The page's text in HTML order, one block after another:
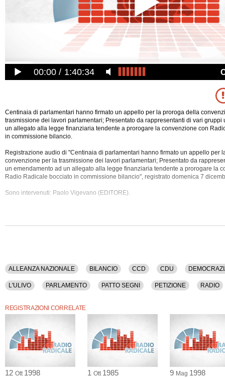
00:00 1:40:34
Centinaia di parlamentari hanno firmato un appello per la proroga della
trasmissione dei lavori parlamentari; Presentato da rappresentanti di vari gruppi
un allegato alla legge finanziaria tendente a prorogare la convenzione con
in commissione bilancio.
Registrazione audio di "Centinaia di parlamentari hanno firmato un appello per
convenzione per la trasmissione dei lavori parlamentari; Presentato da
un emendamento ad un allegato alla legge finanziaria tendente a prorogare la
Radio Radicale bocciato in commissione bilancio", registrato domenica 7
Sono intervenuti: Paolo Vigevano (EDITORE).
Radicale, Rai, Verdi.
ALLEANZA NAZIONALE BILANCIO CCD CDU
L'ULIVO PARLAMENTO PATTO SEGNI PETIZIONE RADIO
REGISTRAZIONI CORRELATE
12 Ott 1998 1 Ott 1985 9 Mag 1998